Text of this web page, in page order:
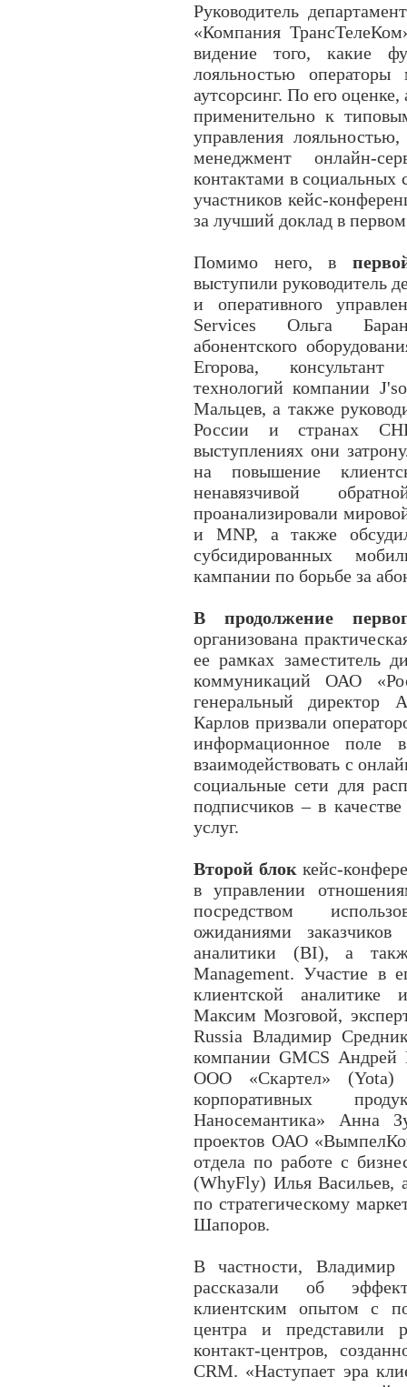
Руководитель
«Компания
видение того, какие
лояльностью
аутсорсинг. По его
применительно к
управления
менеджмент онлайн-
контактами в
участников кейс-
за лучший доклад в
Помимо него, в
выступили руководитель
и оперативного
Services Ольга
абонентского
Егорова, консультант
технологий компании
Мальцев, а также
России и странах
выступлениях они
на повышение
ненавязчивой
проанализировали
и MNP, а также
субсидированных
кампании по борьбе за
В продолжение
организована
ее рамках заместитель
коммуникаций ОАО
генеральный директор
Карлов призвали
информационное поле
взаимодействовать с
социальные сети для
подписчиков – в
услуг.
Второй блок кейс-
в управлении
посредством
ожиданиями
аналитики (BI), а
Management. Участие в
клиентской
Максим Мозговой,
Russia Владимир
компании GMCS Андрей
ООО «Скартел» (Yota)
корпоративных
Наносемантика» Анна
проектов ОАО
отдела по работе с
(WhyFly) Илья Васильев,
по стратегическому
Шапоров.
В частности,
рассказали об
клиентским опытом с
центра и представили
контакт-центров,
CRM. «Наступает эра